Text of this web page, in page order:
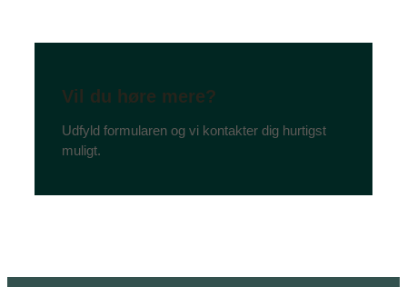
Vil du høre mere?
Udfyld formularen og vi kontakter dig hurtigst
muligt.